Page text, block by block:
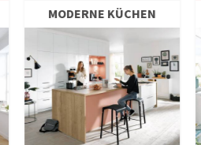
FAMILIEN-KÜCHEN